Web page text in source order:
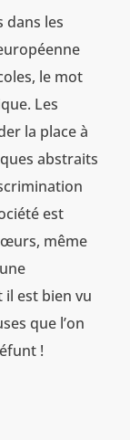
dans les
le mot
Les
la place à
abstraits
est
même
il est bien vu
que l’on
!